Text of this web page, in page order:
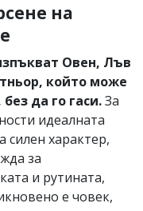
на
Овен, Лъв
който може
да го гаси.За
идеалната
силен характер,
за
и рутината,
е човек,